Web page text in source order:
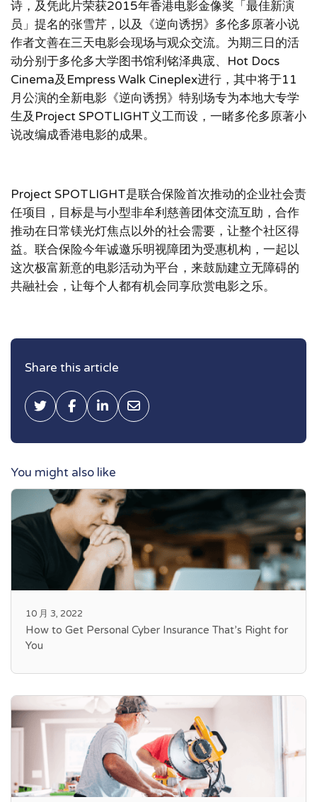
诗，及凭此片荣获2015年香港电影金像奖「最佳新演
员」提名的张雪芹，以及《逆向诱拐》多伦多原著小说
作者文善在三天电影会现场与观众交流。为期三日的活
动分别于多伦多大学图书馆利铭泽典宬、Hot Docs
Cinema及Empress Walk Cineplex进行，其中将于11
月公演的全新电影《逆向诱拐》特别场专为本地大专学
生及Project SPOTLIGHT义工而设，一睹多伦多原著小
说改编成香港电影的成果。
Project SPOTLIGHT是联合保险首次推动的企业社会责
任项目，目标是与小型非牟利慈善团体交流互助，合作
推动在日常镁光灯焦点以外的社会需要，让整个社区得
益。联合保险今年诚邀乐明视障团为受惠机构，一起以
这次极富新意的电影活动为平台，来鼓励建立无障碍的
共融社会，让每个人都有机会同享欣赏电影之乐。
Share this article
Tweet thisShare on Facebook
Share on LinkedIn
Share via Email
You might also like
10 月 3, 2022
How to Get Personal Cyber Insurance That’s Right for
You